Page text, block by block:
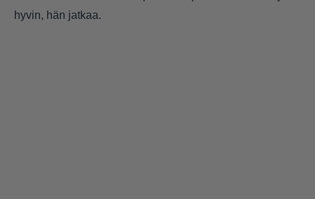
hyvin, hän jatkaa.